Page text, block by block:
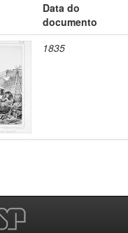
Data do
documento
1835